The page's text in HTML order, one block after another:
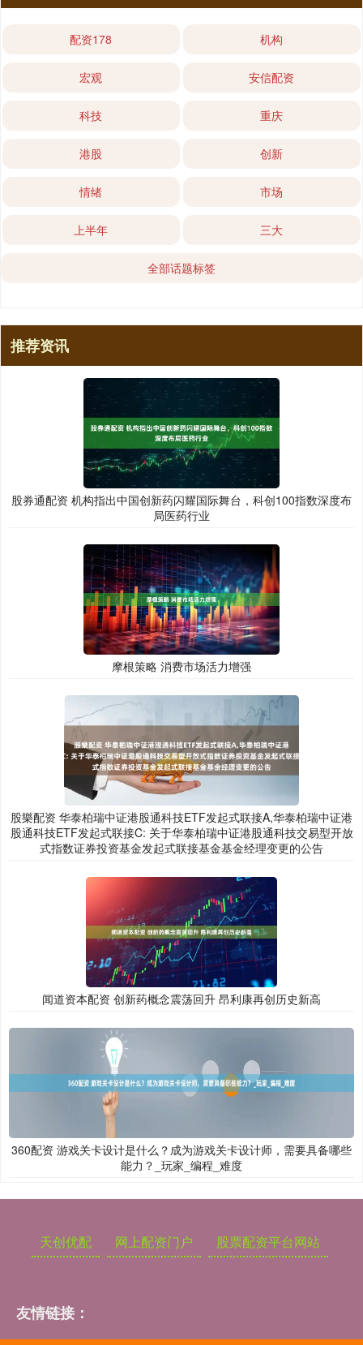
配资178 机构
宏观 安信配资
科技 重庆
港股 创新
情绪 市场
上半年 三大
全部话题标签
推荐资讯
股券通配资 机构指出中国创新药闪耀国际舞台，科创100指数深度布
局医药行业
摩根策略 消费市场活力增强
股樂配资 华泰柏瑞中证港股通科技ETF发起式联接A,华泰柏瑞中证港
股通科技ETF发起式联接C: 关于华泰柏瑞中证港股通科技交易型开放
式指数证券投资基金发起式联接基金基金经理变更的公告
闻道资本配资 创新药概念震荡回升 昂利康再创历史新高
360配资 游戏关卡设计是什么？成为游戏关卡设计师，需要具备哪些
能力？_玩家_编程_难度
天创优配 网上配资门户 股票配资平台网站
友情链接：